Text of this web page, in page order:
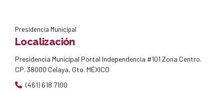
Presidencia Municipal
Localización
Presidencia Municipal Portal Independencia #101 Zona Centro.
CP. 38000 Celaya, Gto. MÉXICO
(461) 618 7100